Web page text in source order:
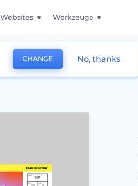
Websites Werkzeuge
CHANGE No, thanks